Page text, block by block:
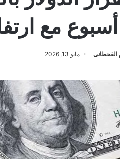
مع
القحطانى مايو 13, 2026